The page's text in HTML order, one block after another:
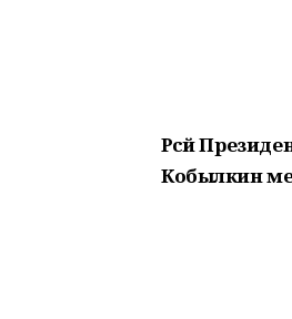
Рәсәй
Кобылкин